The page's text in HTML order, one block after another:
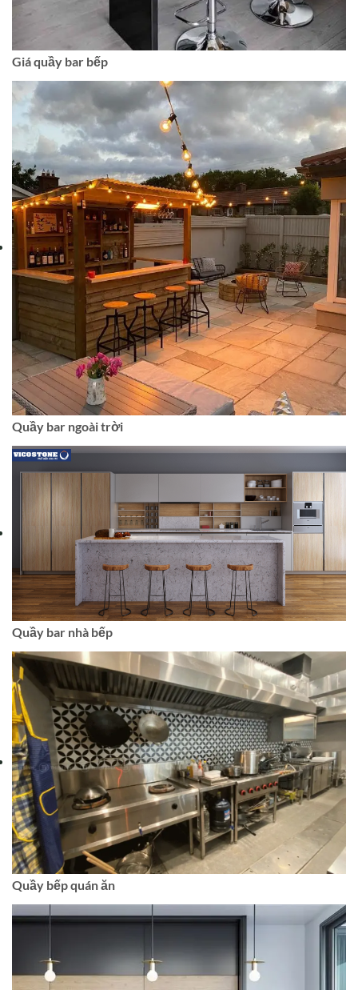
Giá quầy bar bếp
Quầy bar ngoài trời
Quầy bar nhà bếp
Quầy bếp quán ăn